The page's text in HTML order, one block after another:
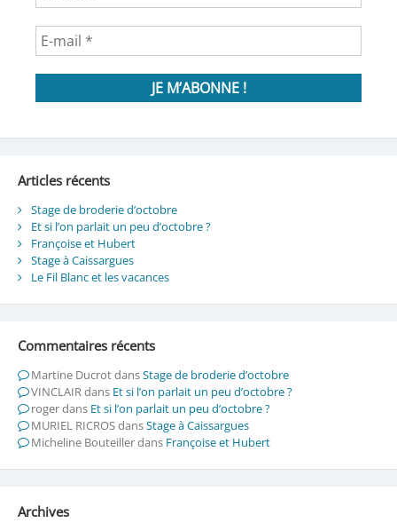
Articles récents
Stage de broderie d’octobre
Et si l’on parlait un peu d’octobre ?
Françoise et Hubert
Stage à Caissargues
Le Fil Blanc et les vacances
Commentaires récents
Martine DucrotdansStage de broderie d’octobre
VINCLAIRdans Et si l’on parlait un peu d’octobre ?
rogerdans Et si l’on parlait un peu d’octobre ?
MURIEL RICROSdansStage à Caissargues
Micheline Bouteillerdans Françoise et Hubert
Archives